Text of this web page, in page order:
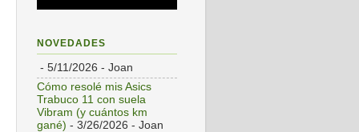
NOVEDADES
- 5/11/2026 - Joan
Cómo resolé mis Asics
Trabuco 11 con suela
Vibram (y cuántos km
gané) - 3/26/2026 - Joan